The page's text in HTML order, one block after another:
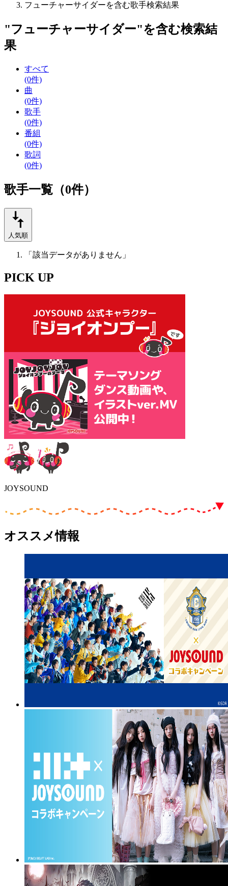
フューチャーサイダーを含む歌手検索結果
"フューチャーサイダー"を含む検索結
果
すべて
(0件)
曲
(0件)
歌手
(0件)
番組
(0件)
歌詞
(0件)
歌手一覧（0件）
人気順
「該当データがありません」
PICK UP
JOYSOUND
オススメ情報